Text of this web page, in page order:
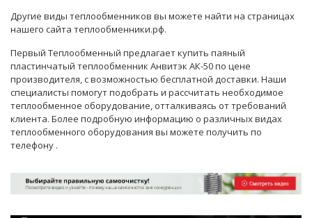
Другие виды теплообменников вы можете найти на страницах
нашего сайта теплообменники.рф.
Первый Теплообменный предлагает купить паяный
пластинчатый теплообменник Анвитэк АК-50 по цене
производителя, с возможностью бесплатной доставки. Наши
специалисты помогут подобрать и рассчитать необходимое
теплообменное оборудование, отталкиваясь от требований
клиента. Более подробную информацию о различных видах
теплообменного оборудования вы можете получить по
телефону .